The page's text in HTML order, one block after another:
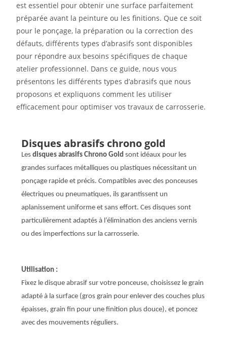
est essentiel pour obtenir une surface parfaitement
préparée avant la peinture ou les finitions. Que ce soit
pour le ponçage, la préparation ou la correction des
défauts, différents types d’abrasifs sont disponibles
pour répondre aux besoins spécifiques de chaque
atelier professionnel. Dans ce guide, nous vous
présentons les différents types d’abrasifs que nous
proposons et expliquons comment les utiliser
efficacement pour optimiser vos travaux de carrosserie.
Disques abrasifs chrono gold
Lesdisques abrasifs Chrono Gold sont idéaux pour les
grandes surfaces métalliques ou plastiques nécessitant un
ponçage rapide et précis. Compatibles avec des ponceuses
électriques ou pneumatiques, ils garantissent un
aplanissement uniforme et sans effort. Ces disques sont
particulièrement adaptés à l’élimination des anciens vernis
ou des imperfections sur la carrosserie.
Utilisation :
Fixez le disque abrasif sur votre ponceuse, choisissez le grain
adapté à la surface (gros grain pour enlever des couches plus
épaisses, grain fin pour une finition plus douce), et poncez
avec des mouvements réguliers.